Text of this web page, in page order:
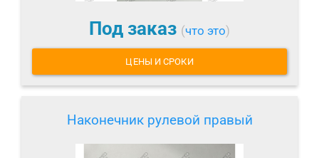
Под заказ (что это)
ЦЕНЫ И СРОКИ
Наконечник рулевой правый